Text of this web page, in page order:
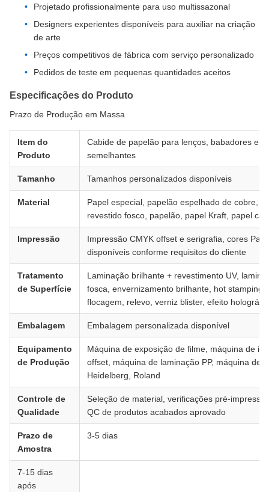
Projetado profissionalmente para uso multissazonal
Designers experientes disponíveis para auxiliar na criação
de arte
Preços competitivos de fábrica com serviço personalizado
Pedidos de teste em pequenas quantidades aceitos
Especificações do Produto
Prazo de Produção em Massa
Item do
Produto
Cabide de papelão para lenços, babadores e
semelhantes
Tamanho Tamanhos personalizados disponíveis
Material
Papel especial, papelão espelhado de cobre,
revestido fosco, papelão, papel Kraft, papel
Impressão
Impressão CMYK offset e serigrafia, cores
disponíveis conforme requisitos do cliente
Tratamento
de Superfície
Laminação brilhante + revestimento UV,
fosca, envernizamento brilhante, hot stamping,
flocagem, relevo, verniz blister, efeito
Embalagem Embalagem personalizada disponível
Equipamento
de Produção
Máquina de exposição de filme, máquina de
offset, máquina de laminação PP, máquina de
Heidelberg, Roland
Controle de
Qualidade
Seleção de material, verificações pré-
QC de produtos acabados aprovado
Prazo de
Amostra
3-5 dias
7-15 dias
após